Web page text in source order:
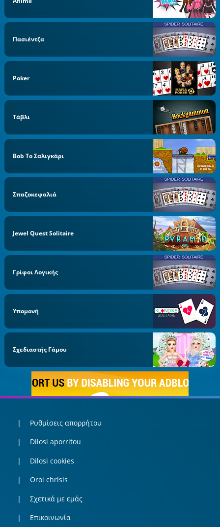
Πασιέντζα
Poker
Τάβλι
Bob Το Σαλιγκάρι
Σπαζοκεφαλιά
Jewel Quest Solitaire
Γρίφοι Λογικής
Υπομονή
Σχεδιαστής Γάμου
Ρυθμίσεις απορρήτου
Dilosi aporritou
Dilosi cookies
Oroi chrisis
Σχετικά με εμάς
Επικοινωνία